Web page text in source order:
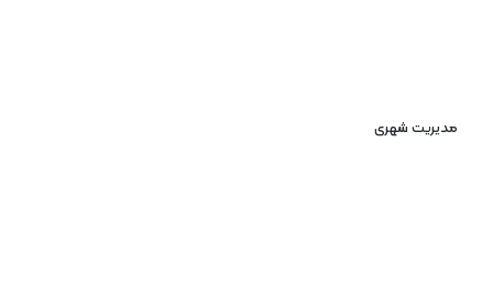
مدیریت شهری